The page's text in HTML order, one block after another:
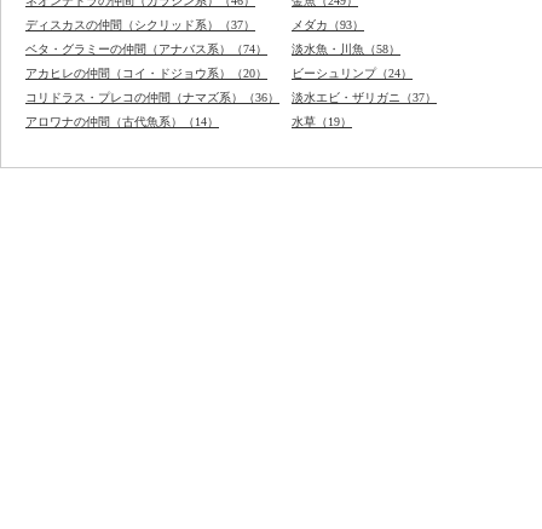
ディスカスの仲間（シクリッド系）（37）
ベタ・グラミーの仲間（アナバス系）（74）
アカヒレの仲間（コイ・ドジョウ系）（20）
コリドラス・プレコの仲間（ナマズ系）（36）
アロワナの仲間（古代魚系）（14）
メダカ（93）
淡水魚・川魚（58）
ビーシュリンプ（24）
淡水エビ・ザリガニ（37）
水草（19）